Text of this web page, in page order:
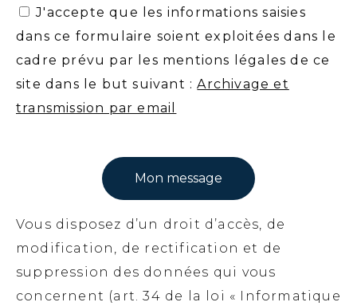
J'accepte que les informations saisies
dans ce formulaire soient exploitées dans le
cadre prévu par les mentions légales de ce
site dans le but suivant :Archivage et
transmission par email
Vous disposez d’un droit d’accès, de
modification, de rectification et de
suppression des données qui vous
concernent (art. 34 de la loi « Informatique